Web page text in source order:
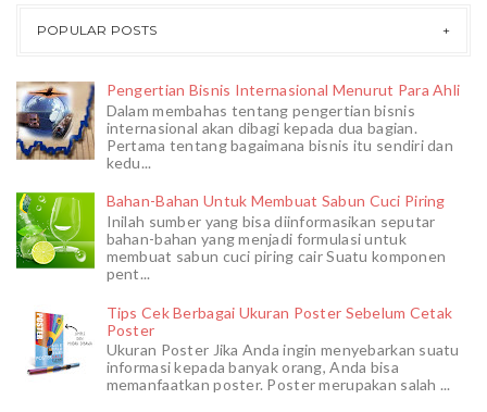
POPULAR POSTS
Pengertian Bisnis Internasional Menurut Para Ahli
Dalam membahas tentang pengertian bisnis
internasional akan dibagi kepada dua bagian.
Pertama tentang bagaimana bisnis itu sendiri dan
kedu...
Bahan-Bahan Untuk Membuat Sabun Cuci Piring
Inilah sumber yang bisa diinformasikan seputar
bahan-bahan yang menjadi formulasi untuk
membuat sabun cuci piring cair Suatu komponen
pent...
Tips Cek Berbagai Ukuran Poster Sebelum Cetak
Poster
Ukuran Poster Jika Anda ingin menyebarkan suatu
informasi kepada banyak orang, Anda bisa
memanfaatkan poster. Poster merupakan salah ...